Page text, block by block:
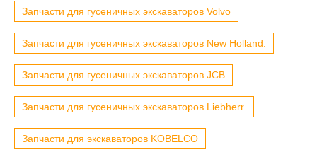
Запчасти для гусеничных экскаваторов Volvo
Запчасти для гусеничных экскаваторов New Holland.
Запчасти для гусеничных экскаваторов JCB
Запчасти для гусеничных экскаваторов Liebherr.
Запчасти для экскаваторов KOBELCO